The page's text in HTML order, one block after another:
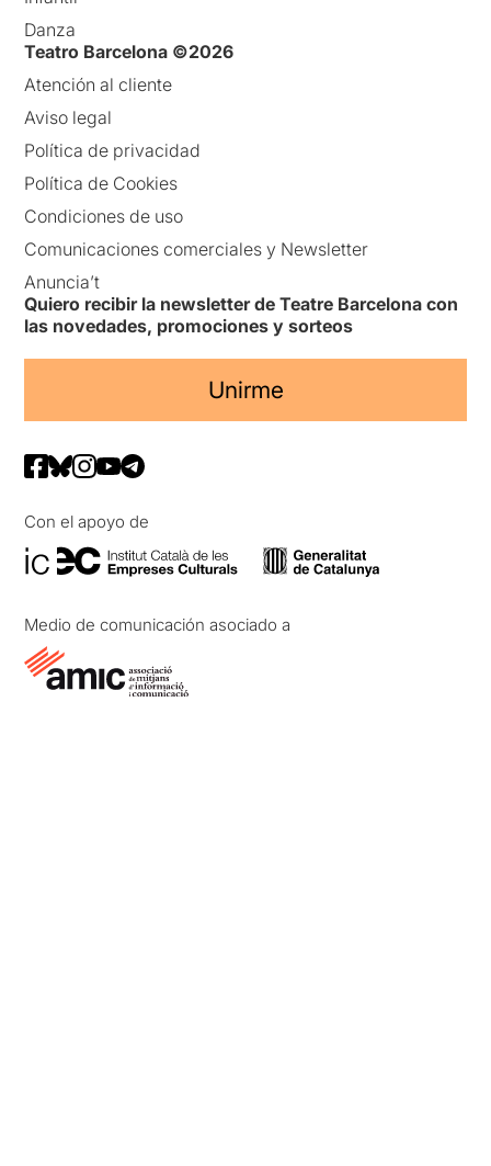
Danza
Teatro Barcelona ©2026
Atención al cliente
Aviso legal
Política de privacidad
Política de Cookies
Condiciones de uso
Comunicaciones comerciales y Newsletter
Anuncia’t
Quiero recibir la newsletter de Teatre Barcelona con
las novedades, promociones y sorteos
Unirme
Con el apoyo de
Medio de comunicación asociado a